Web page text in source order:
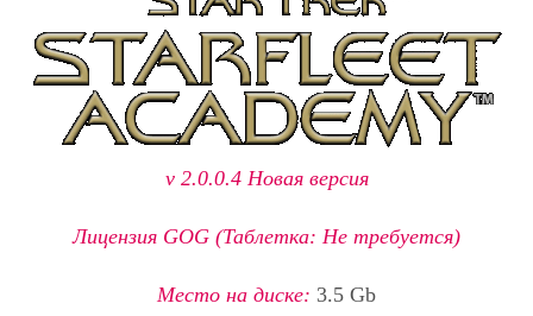
v 2.0.0.4 Новая версия
Лицензия GOG (Таблетка: Не требуется)
Место на диске: 3.5 Gb